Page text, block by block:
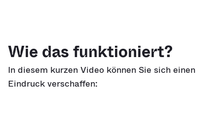
Wie das funktioniert?
In diesem kurzen Video können Sie sich einen
Eindruck verschaffen: